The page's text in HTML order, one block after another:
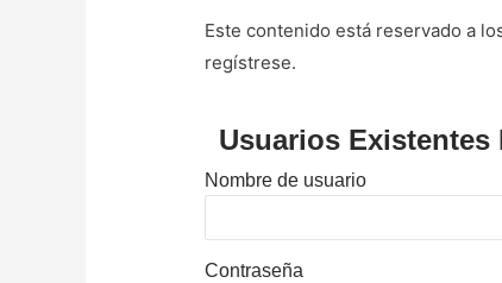
Este contenido está reservado a
regístrese.
Usuarios Existentes
Nombre de usuario
Contraseña